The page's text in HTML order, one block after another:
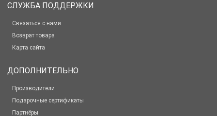
СЛУЖБА ПОДДЕРЖКИ
Связаться с нами
Возврат товара
Карта сайта
ДОПОЛНИТЕЛЬНО
Производители
Подарочные сертификаты
Партнёры